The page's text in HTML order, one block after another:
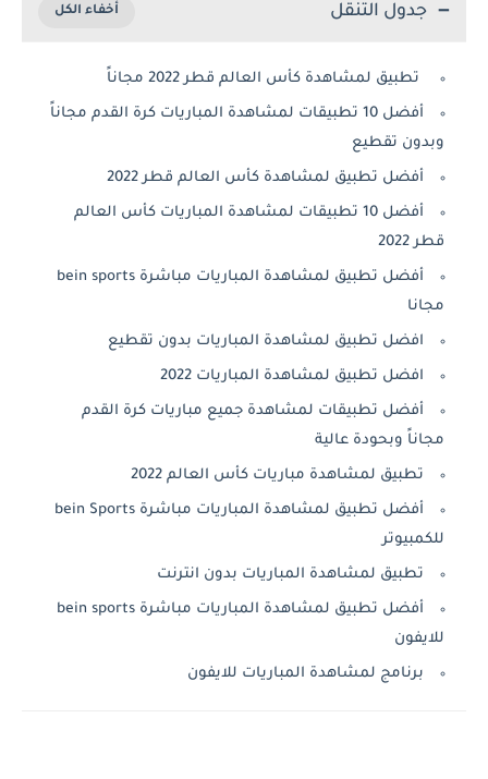
جدول التنقل
تطبيق لمشاهدة كأس العالم قطر 2022 مجاناً
أفضل 10 تطبيقات لمشاهدة المباريات كرة القدم مجاناً
وبدون تقطيع
أفضل تطبيق لمشاهدة كأس العالم قطر 2022
أفضل 10 تطبيقات لمشاهدة المباريات كأس العالم
قطر 2022
أفضل تطبيق لمشاهدة المباريات مباشرة bein sports
مجانا
افضل تطبيق لمشاهدة المباريات بدون تقطيع
افضل تطبيق لمشاهدة المباريات 2022
أفضل تطبيقات لمشاهدة جميع مباريات كرة القدم
مجاناً وبحودة عالية
تطبيق لمشاهدة مباريات كأس العالم 2022
أفضل تطبيق لمشاهدة المباريات مباشرة bein Sports
للكمبيوتر
تطبيق لمشاهدة المباريات بدون انترنت
أفضل تطبيق لمشاهدة المباريات مباشرة bein sports
للايفون
برنامج لمشاهدة المباريات للايفون